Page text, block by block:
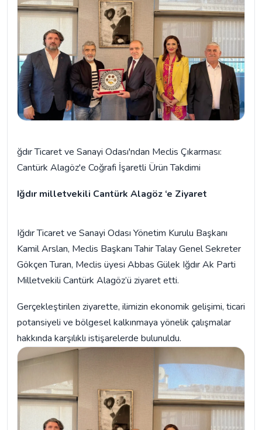
ğdır Ticaret ve Sanayi Odası'ndan Meclis Çıkarması:
Cantürk Alagöz'e Coğrafi İşaretli Ürün Takdimi
Iğdır milletvekili Cantürk Alagöz ‘e Ziyaret
Iğdır Ticaret ve Sanayi Odası Yönetim Kurulu Başkanı
Kamil Arslan, Meclis Başkanı Tahir Talay Genel Sekreter
Gökçen Turan, Meclis üyesi Abbas Gülek Iğdır Ak Parti
Milletvekili Cantürk Alagöz’ü ziyaret etti.
Gerçekleştirilen ziyarette, ilimizin ekonomik gelişimi, ticari
potansiyeli ve bölgesel kalkınmaya yönelik çalışmalar
hakkında karşılıklı istişarelerde bulunuldu.